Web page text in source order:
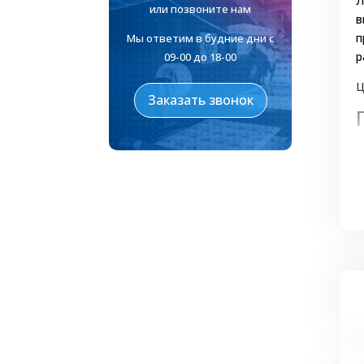
или позвоните нам
Мы ответим в будние дни с
09-00 до 18-00
Заказать звонок